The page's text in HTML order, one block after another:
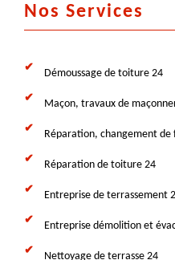
Nos Services
Démoussage de toiture 24
Maçon, travaux de
Réparation, changement de
Réparation de toiture 24
Entreprise de terrassement
Entreprise démolition et
Nettoyage de terrasse 24